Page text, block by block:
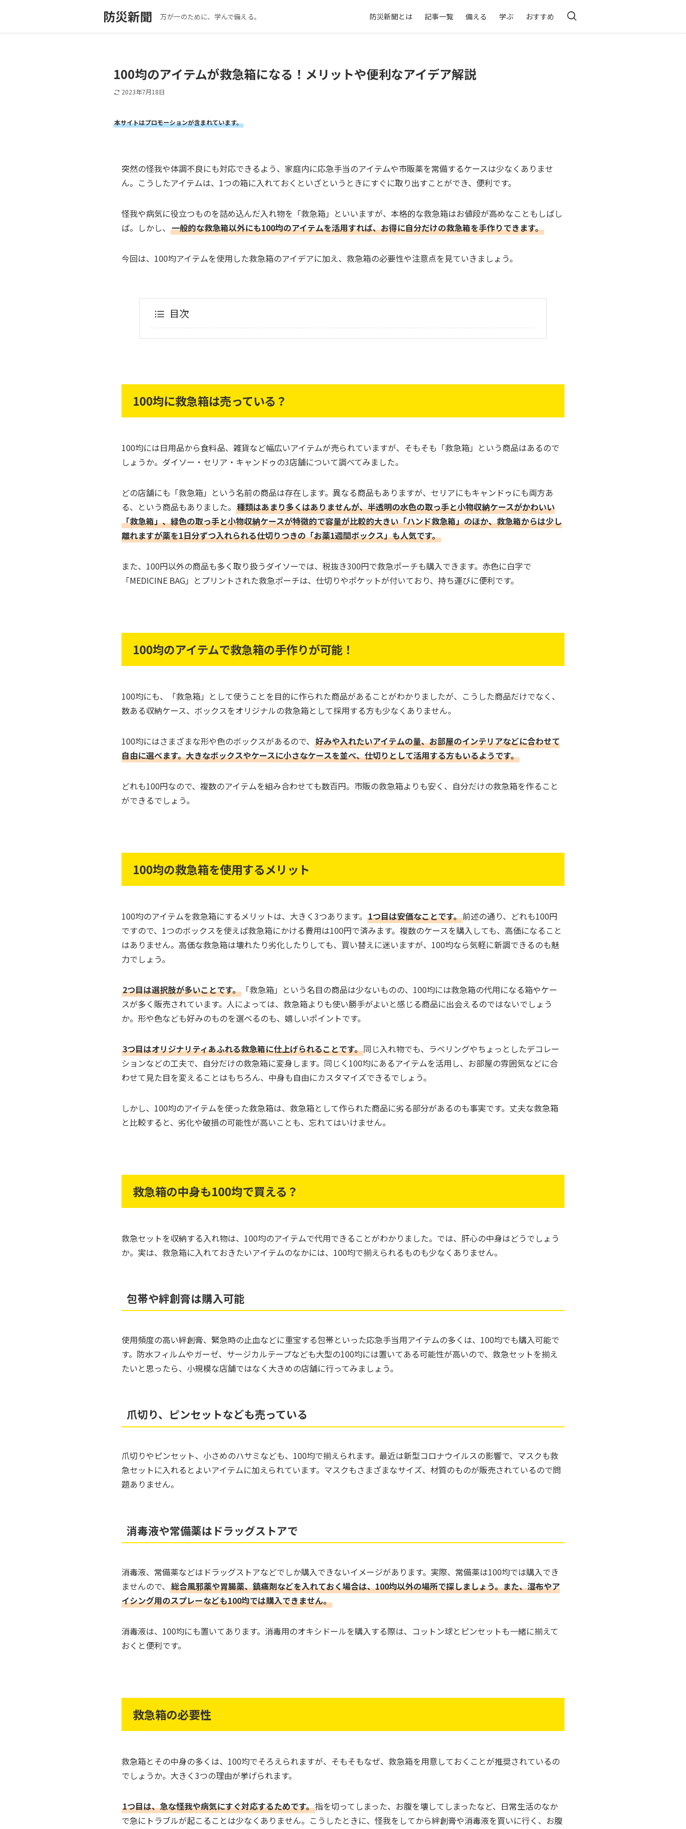
防災新聞 万が一のために、学んで備える。 防災新聞とは 記事一覧 備える 学ぶ おすすめ
100均のアイテムが救急箱になる！メリットや便利なアイデア解説
2023年7月18日
本サイトはプロモーションが含まれています。
突然の怪我や体調不良にも対応できるよう、家庭内に応急手当のアイテムや市販薬を常備するケースは少なくありませ
ん。こうしたアイテムは、1つの箱に入れておくといざというときにすぐに取り出すことができ、便利です。
怪我や病気に役立つものを詰め込んだ入れ物を「救急箱」といいますが、本格的な救急箱はお値段が高めなこともしばし
ば。しかし、 一般的な救急箱以外にも100均のアイテムを活用すれば、お得に自分だけの救急箱を手作りできます。
今回は、100均アイテムを使用した救急箱のアイデアに加え、救急箱の必要性や注意点を見ていきましょう。
目次
100均に救急箱は売っている？
100均には日用品から食料品、雑貨など幅広いアイテムが売られていますが、そもそも「救急箱」という商品はあるので
しょうか。ダイソー・セリア・キャンドゥの3店舗について調べてみました。
どの店舗にも「救急箱」という名前の商品は存在します。異なる商品もありますが、セリアにもキャンドゥにも両方あ
る、という商品もありました。 種類はあまり多くはありませんが、半透明の水色の取っ手と小物収納ケースがかわいい
「救急箱」、緑色の取っ手と小物収納ケースが特徴的で容量が比較的大きい「ハンド救急箱」のほか、救急箱からは少し
離れますが薬を1日分ずつ入れられる仕切りつきの「お薬1週間ボックス」も人気です。
また、100円以外の商品も多く取り扱うダイソーでは、税抜き300円で救急ポーチも購入できます。赤色に白字で
「MEDICINE BAG」とプリントされた救急ポーチは、仕切りやポケットが付いており、持ち運びに便利です。
100均のアイテムで救急箱の手作りが可能！
100均にも、「救急箱」として使うことを目的に作られた商品があることがわかりましたが、こうした商品だけでなく、
数ある収納ケース、ボックスをオリジナルの救急箱として採用する方も少なくありません。
100均にはさまざまな形や色のボックスがあるので、 好みや入れたいアイテムの量、お部屋のインテリアなどに合わせて
自由に選べます。大きなボックスやケースに小さなケースを並べ、仕切りとして活用する方もいるようです。
どれも100円なので、複数のアイテムを組み合わせても数百円。市販の救急箱よりも安く、自分だけの救急箱を作ること
ができるでしょう。
100均の救急箱を使用するメリット
100均のアイテムを救急箱にするメリットは、大きく3つあります。 1つ目は安価なことです。前述の通り、どれも100円
ですので、1つのボックスを使えば救急箱にかける費用は100円で済みます。複数のケースを購入しても、高価になること
はありません。高価な救急箱は壊れたり劣化したりしても、買い替えに迷いますが、100均なら気軽に新調できるのも魅
力でしょう。
2つ目は選択肢が多いことです。 「救急箱」という名目の商品は少ないものの、100均には救急箱の代用になる箱やケー
スが多く販売されています。人によっては、救急箱よりも使い勝手がよいと感じる商品に出会えるのではないでしょう
か。形や色なども好みのものを選べるのも、嬉しいポイントです。
3つ目はオリジナリティあふれる救急箱に仕上げられることです。同じ入れ物でも、ラベリングやちょっとしたデコレー
ションなどの工夫で、自分だけの救急箱に変身します。同じく100均にあるアイテムを活用し、お部屋の雰囲気などに合
わせて見た目を変えることはもちろん、中身も自由にカスタマイズできるでしょう。
しかし、100均のアイテムを使った救急箱は、救急箱として作られた商品に劣る部分があるのも事実です。丈夫な救急箱
と比較すると、劣化や破損の可能性が高いことも、忘れてはいけません。
救急箱の中身も100均で買える？
救急セットを収納する入れ物は、100均のアイテムで代用できることがわかりました。では、肝心の中身はどうでしょう
か。実は、救急箱に入れておきたいアイテムのなかには、100均で揃えられるものも少なくありません。
包帯や絆創膏は購入可能
使用頻度の高い絆創膏、緊急時の止血などに重宝する包帯といった応急手当用アイテムの多くは、100均でも購入可能で
す。防水フィルムやガーゼ、サージカルテープなども大型の100均には置いてある可能性が高いので、救急セットを揃え
たいと思ったら、小規模な店舗ではなく大きめの店舗に行ってみましょう。
爪切り、ピンセットなども売っている
爪切りやピンセット、小さめのハサミなども、100均で揃えられます。最近は新型コロナウイルスの影響で、マスクも救
急セットに入れるとよいアイテムに加えられています。マスクもさまざまなサイズ、材質のものが販売されているので問
題ありません。
消毒液や常備薬はドラッグストアで
消毒液、常備薬などはドラッグストアなどでしか購入できないイメージがあります。実際、常備薬は100均では購入でき
ませんので、 総合風邪薬や胃腸薬、鎮痛剤などを入れておく場合は、100均以外の場所で探しましょう。また、湿布やア
イシング用のスプレーなども100均では購入できません。
消毒液は、100均にも置いてあります。消毒用のオキシドールを購入する際は、コットン球とピンセットも一緒に揃えて
おくと便利です。
救急箱の必要性
救急箱とその中身の多くは、100均でそろえられますが、そもそもなぜ、救急箱を用意しておくことが推奨されているの
でしょうか。大きく3つの理由が挙げられます。
1つ目は、急な怪我や病気にすぐ対応するためです。指を切ってしまった、お腹を壊してしまったなど、日常生活のなか
で急にトラブルが起こることは少なくありません。こうしたときに、怪我をしてから絆創膏や消毒液を買いに行く、お腹